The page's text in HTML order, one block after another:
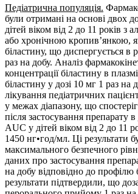
Педіатрична популяція.
були отримані на основі двох
дітей віком від 2 до 11 років з
або хронічною кропив’янкою,
біластину, що диспергується в
раз на добу. Аналіз
концентрації біластину в
біластину у дозі 10 мг 1 раз на
лікування педіатричних
у межах діапазону, що
після застосування препарату
AUC у дітей віком від 2 до 11
1450 нг•год/мл. Ці результати
максимального безпечного
даних про застосування
на добу відповідно до профілю
результати підтвердили, що